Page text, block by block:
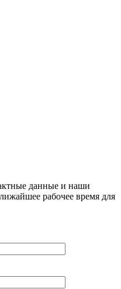
данные и наши
рабочее время для